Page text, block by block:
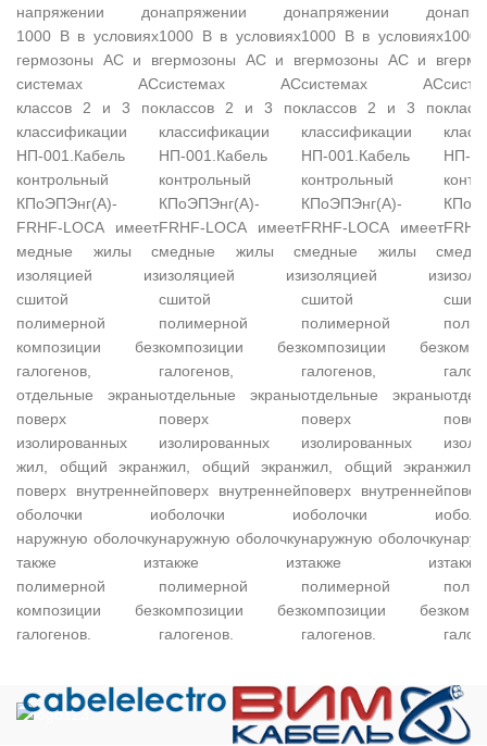
напряжении до
1000 В в условиях
гермозоны АС и в
системах АС
классов 2 и 3 по
классификации
НП-001.Кабель
контрольный
КПоЭПЭнг(А)-
FRHF-LOCA имеет
медные жилы с
изоляцией из
сшитой
полимерной
композиции без
галогенов,
отдельные экраны
поверх
изолированных
жил, общий экран
поверх внутренней
оболочки и
наружную оболочку
также из
полимерной
композиции без
галогенов.
напряжении до
1000 В в условиях
гермозоны АС и в
системах АС
классов 2 и 3 по
классификации
НП-001.Кабель
контрольный
КПоЭПЭнг(А)-
FRHF-LOCA имеет
медные жилы с
изоляцией из
сшитой
полимерной
композиции без
галогенов,
отдельные экраны
поверх
изолированных
жил, общий экран
поверх внутренней
оболочки и
наружную оболочку
также из
полимерной
композиции без
галогенов.
напряжении до
1000 В в условиях
гермозоны АС и в
системах АС
классов 2 и 3 по
классификации
НП-001.Кабель
контрольный
КПоЭПЭнг(А)-
FRHF-LOCA имеет
медные жилы с
изоляцией из
сшитой
полимерной
композиции без
галогенов,
отдельные экраны
поверх
изолированных
жил, общий экран
поверх внутренней
оболочки и
наружную оболочку
также из
полимерной
композиции без
галогенов.
1000
НП-
жил,